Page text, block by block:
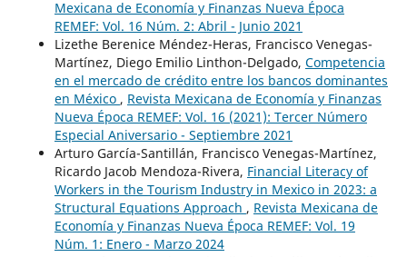
Mexicana de Economía y Finanzas Nueva Época
REMEF: Vol. 16 Núm. 2: Abril - Junio 2021
Lizethe Berenice Méndez-Heras, Francisco Venegas-
Martínez, Diego Emilio Linthon-Delgado, Competencia
en el mercado de crédito entre los bancos dominantes
en México , Revista Mexicana de Economía y Finanzas
Nueva Época REMEF: Vol. 16 (2021): Tercer Número
Especial Aniversario - Septiembre 2021
Arturo García-Santillán, Francisco Venegas-Martínez,
Ricardo Jacob Mendoza-Rivera, Financial Literacy of
Workers in the Tourism Industry in Mexico in 2023: a
Structural Equations Approach , Revista Mexicana de
Economía y Finanzas Nueva Época REMEF: Vol. 19
Núm. 1: Enero - Marzo 2024